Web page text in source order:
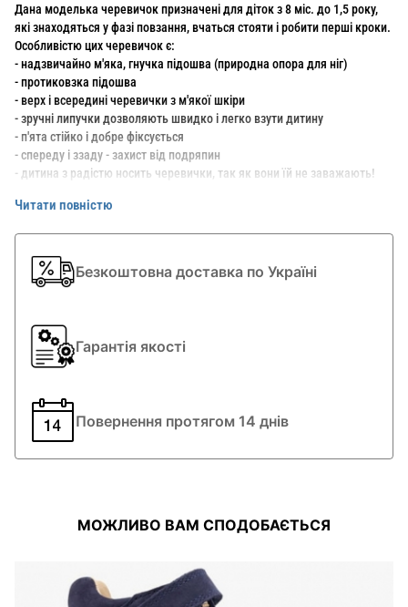
Дана моделька черевичок призначені для діток з 8 міс. до 1,5 року,
які знаходяться у фазі повзання, вчаться стояти і робити перші кроки.
Особливістю цих черевичок є:
- надзвичайно м'яка, гнучка підошва (природна опора для ніг)
- протиковзка підошва
- верх і всередині черевички з м'якої шкіри
- зручні липучки дозволяють швидко і легко взути дитину
- п'ята стійко і добре фіксується
- спереду і ззаду - захист від подряпин
- дитина з радістю носить черевички, так як вони їй не заважають!
- сезон весна-літо-осінь
Дитині зручно в них ходити, так як вони дуже легкі і зручні.
Фірма ELEFANTEN (Елефант) виробляє виключно дитяче взуття.
створює жодних незручностей.
Читати повністю
Безкоштовна доставка по Україні
Гарантія якості
Повернення протягом 14 днів
МОЖЛИВО ВАМ СПОДОБАЄТЬСЯ